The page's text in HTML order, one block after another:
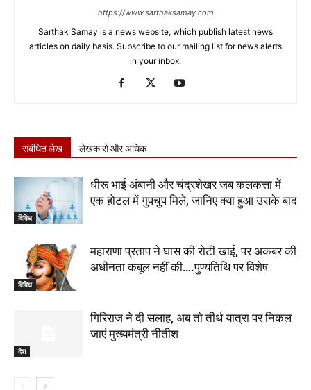
https://www.sarthaksamay.com
Sarthak Samay is a news website, which publish latest news
articles on daily basis. Subscribe to our mailing list for news alerts
in your inbox.
संबंधित लेख लेखक से और अधिक
विविध
धीरू भाई अंबानी और चंद्रशेखर जब कलकत्ता में
एक होटल में गुपचुप मिले, जानिए क्या हुआ उसके बाद
विविध
महाराणा प्रताप ने घास की रोटी खाई, पर अकबर की
अधीनता कबूल नहीं की….पुण्यतिथि पर विशेष
देश
गिरिराज ने दी सलाह, अब तो तीर्थ यात्रा पर निकल
जाएं मुख्यमंत्री नीतीश